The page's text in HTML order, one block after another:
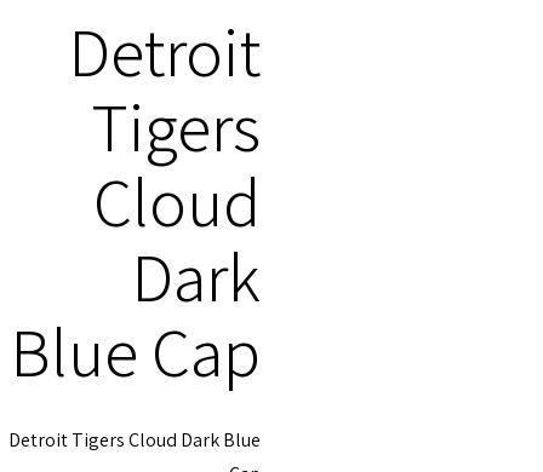
Detroit
Tigers
Cloud
Dark
Blue Cap
Detroit Tigers Cloud Dark Blue